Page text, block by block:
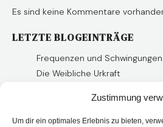
Zustimmung
Um dir ein optimales Erlebnis zu bieten,
Es sind keine Kommentare
LETZTE BLOGEINTRÄGE
Frequenzen und Schwingungen
Die Weibliche Urkraft
Lebensbühnen –
Ganzheitliche Energiearbeit